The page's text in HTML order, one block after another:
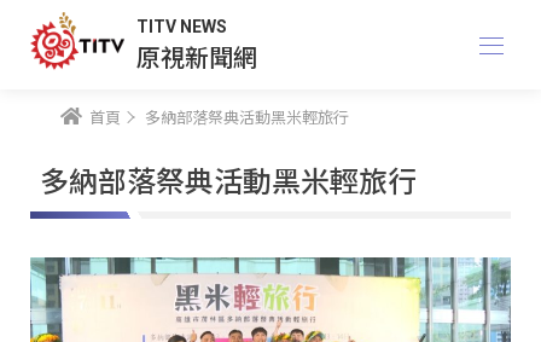
TITV NEWS
原視新聞網
首頁 多納部落祭典活動黑米輕旅行
多納部落祭典活動黑米輕旅行